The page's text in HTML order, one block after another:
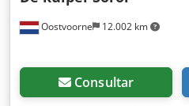
Oostvoorne 12.002 km
Consultar